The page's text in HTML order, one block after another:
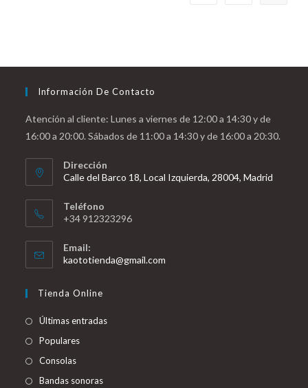
Información De Contacto
Atención al cliente: Lunes a viernes de 12:00 a 14:30 y de
16:00 a 20:00. Sábados de 11:00 a 14:30 y de 16:00 a 20:30.
Dirección
Calle del Barco 18, Local Izquierda, 28004, Madrid
Teléfono
+34 912323296
Email:
kaototienda@gmail.com
Tienda Online
Últimas entradas
Populares
Consolas
Bandas sonoras